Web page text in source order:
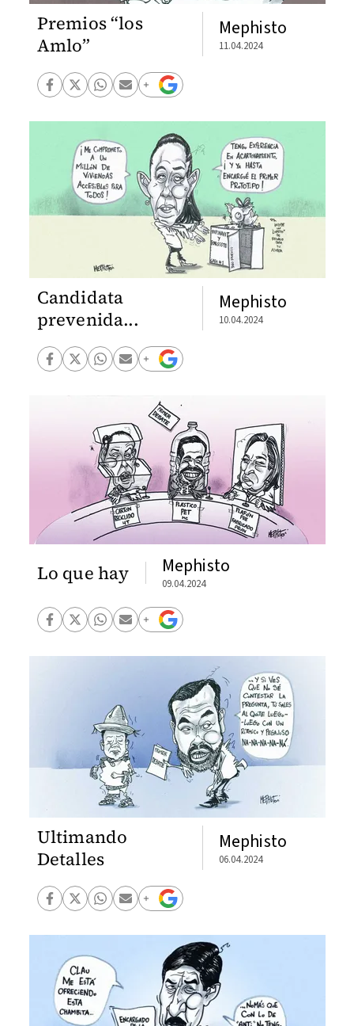
Premios “los
Amlo”
Mephisto
11.04.2024
Candidata
prevenida...
Mephisto
10.04.2024
Lo que hay Mephisto
09.04.2024
Ultimando
Detalles
Mephisto
06.04.2024